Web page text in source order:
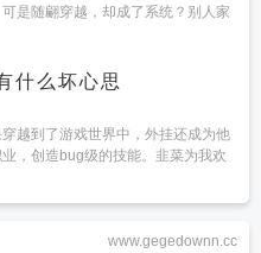
是随翩穿越，却成了系统？别人家
什么坏心思
越到了游戏世界中，外挂还成为他
，创造bug级的技能。韭菜为我欢
www.gegedownn.cc